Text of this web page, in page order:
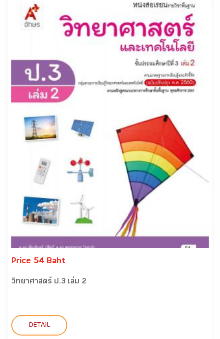
Price 54 Baht
วิทยาศาสตร์ ป.3 เล่ม 2
DETAIL